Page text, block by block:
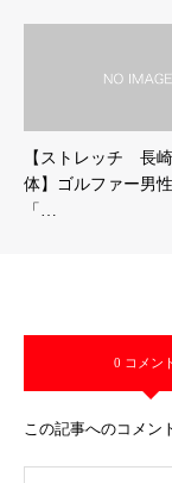
【ストレッチ 長
体】ゴルファー男
「…
0 コメン
この記事へのコメン